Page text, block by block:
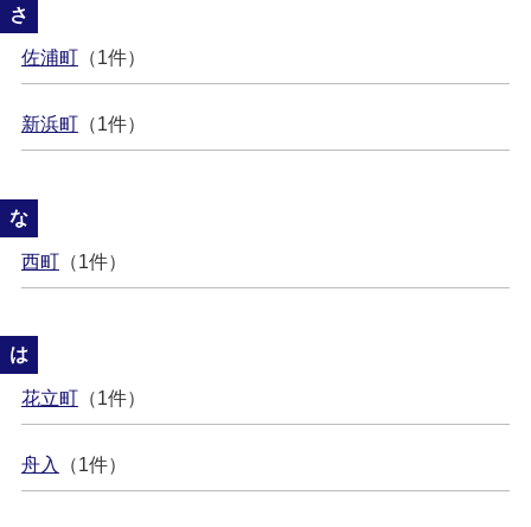
さ
佐浦町（1件）
新浜町（1件）
な
西町（1件）
は
花立町（1件）
舟入 （1件）